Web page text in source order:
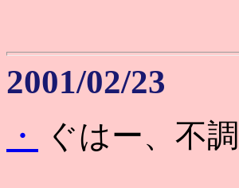
2001/02/23
・ ぐはー、不